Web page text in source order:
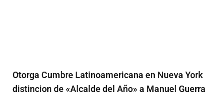
Otorga Cumbre Latinoamericana en Nueva York
distincion de «Alcalde del Año» a Manuel Guerra